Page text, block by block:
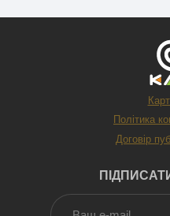
Політика
Договір